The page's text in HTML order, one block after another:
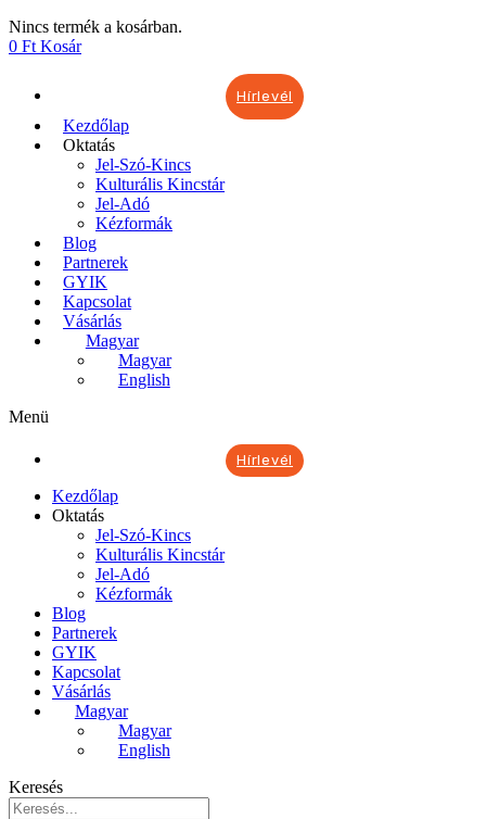
Nincs termék a kosárban.
0 Ft Kosár
Hírlevél
Kezdőlap
Oktatás
Jel-Szó-Kincs
Kulturális Kincstár
Jel-Adó
Kézformák
Blog
Partnerek
GYIK
Kapcsolat
Vásárlás
Magyar
Magyar
English
Menü
Hírlevél
Kezdőlap
Oktatás
Jel-Szó-Kincs
Kulturális Kincstár
Jel-Adó
Kézformák
Blog
Partnerek
GYIK
Kapcsolat
Vásárlás
Magyar
Magyar
English
Keresés